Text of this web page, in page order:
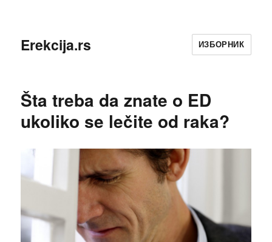
Erekcija.rs ИЗБОРНИК
Šta treba da znate o ED
ukoliko se lečite od raka?